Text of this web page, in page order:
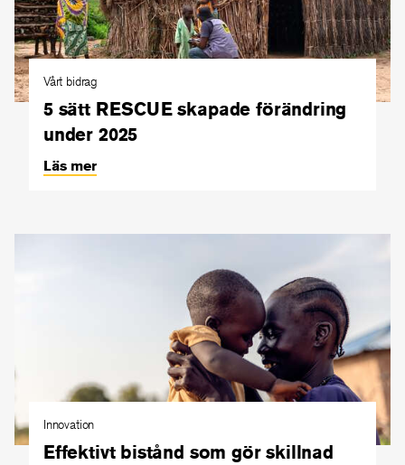
Vårt bidrag
5 sätt RESCUE skapade förändring
under 2025
Läs mer
Innovation
Effektivt bistånd som gör skillnad